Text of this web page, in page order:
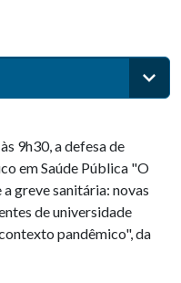
9h30, a defesa de
em Saúde Pública "O
greve sanitária: novas
de universidade
pandêmico", da